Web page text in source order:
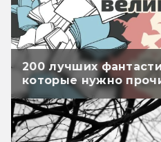
200 лучших
которые нужно